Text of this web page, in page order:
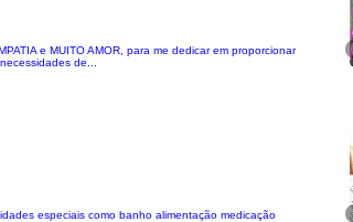
e MUITO AMOR, para me dedicar em proporcionar
de...
especiais como banho alimentação medicação